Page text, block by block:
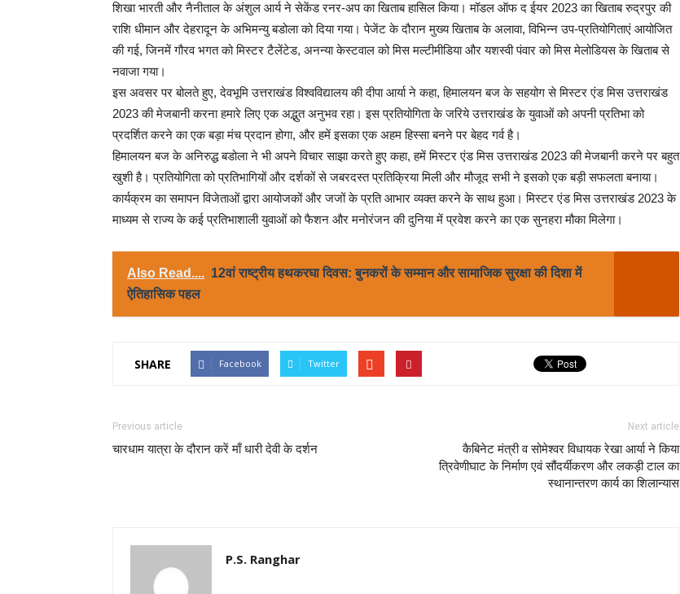
शिखा भारती और नैनीताल के अंशुल आर्य ने सेकेंड रनर-अप का खिताब हासिल किया। मॉडल ऑफ द ईयर 2023 का खिताब रुद्रपुर की
राशि धीमान और देहरादून के अभिमन्यु बडोला को दिया गया। पेजेंट के दौरान मुख्य खिताब के अलावा, विभिन्न उप-प्रतियोगिताएं आयोजित
की गई, जिनमें गौरव भगत को मिस्टर टैलेंटेड, अनन्या केस्टवाल को मिस मल्टीमीडिया और यशस्वी पंवार को मिस मेलोडियस के खिताब से
नवाजा गया।
इस अवसर पर बोलते हुए, देवभूमि उत्तराखंड विश्वविद्यालय की दीपा आर्या ने कहा, हिमालयन बज के सहयोग से मिस्टर एंड मिस उत्तराखंड
2023 की मेजबानी करना हमारे लिए एक अद्भुत अनुभव रहा। इस प्रतियोगिता के जरिये उत्तराखंड के युवाओं को अपनी प्रतिभा को
प्रदर्शित करने का एक बड़ा मंच प्रदान होगा, और हमें इसका एक अहम हिस्सा बनने पर बेहद गर्व है।
हिमालयन बज के अनिरुद्ध बडोला ने भी अपने विचार साझा करते हुए कहा, हमें मिस्टर एंड मिस उत्तराखंड 2023 की मेजबानी करने पर बहुत
खुशी है। प्रतियोगिता को प्रतिभागियों और दर्शकों से जबरदस्त प्रतिक्रिया मिली और मौजूद सभी ने इसको एक बड़ी सफलता बनाया।
कार्यक्रम का समापन विजेताओं द्वारा आयोजकों और जजों के प्रति आभार व्यक्त करने के साथ हुआ। मिस्टर एंड मिस उत्तराखंड 2023 के
माध्यम से राज्य के कई प्रतिभाशाली युवाओं को फैशन और मनोरंजन की दुनिया में प्रवेश करने का एक सुनहरा मौका मिलेगा।
Also Read.... 12वां राष्ट्रीय हथकरघा दिवस: बुनकरों के सम्मान और सामाजिक सुरक्षा की दिशा में
ऐतिहासिक पहल
SHARE Facebook Twitter
Previous article
चारधाम यात्रा के दौरान करें माँ धारी देवी के दर्शन
Next article
कैबिनेट मंत्री व सोमेश्वर विधायक रेखा आर्या ने किया
त्रिवेणीघाट के निर्माण एवं सौंदर्यीकरण और लकड़ी टाल का
स्थानान्तरण कार्य का शिलान्यास
P.S. Ranghar